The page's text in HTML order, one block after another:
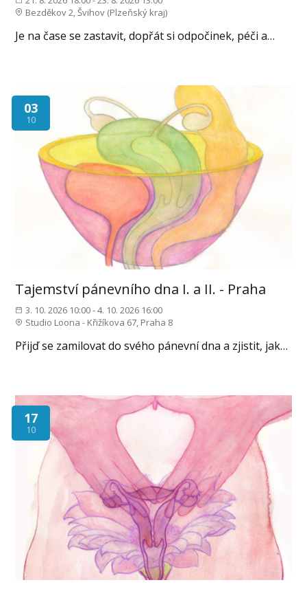
Bezděkov 2, Švihov (Plzeňský kraj)
Je na čase se zastavit, dopřát si odpočinek, péči a…
03
10
Tajemství pánevního dna I. a II. - Praha
3. 10. 2026 10:00 - 4. 10. 2026 16:00
Studio Loona - Křižíkova 67, Praha 8
Přijď se zamilovat do svého pánevní dna a zjistit, jak…
17
10